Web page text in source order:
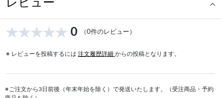
レビュー
0 （0件のレビュー）
※ レビューを投稿するには 注文履歴詳細 からの投稿となります。
※ご注文から3日前後（年末年始を除く）で発送いたします。（受注商品・予約